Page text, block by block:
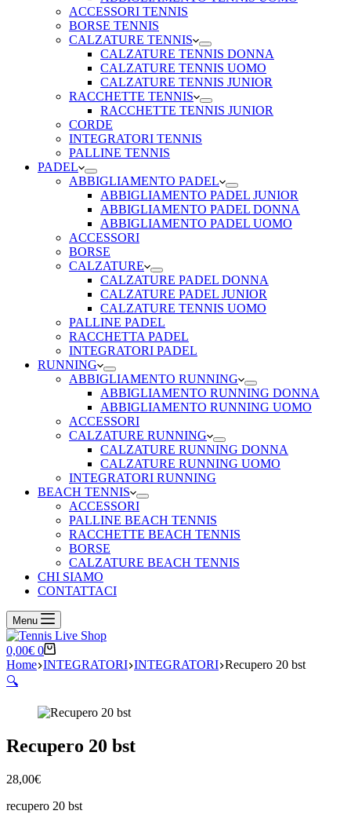
ACCESSORI TENNIS
BORSE TENNIS
CALZATURE TENNIS
CALZATURE TENNIS DONNA
CALZATURE TENNIS UOMO
CALZATURE TENNIS JUNIOR
RACCHETTE TENNIS
RACCHETTE TENNIS JUNIOR
CORDE
INTEGRATORI TENNIS
PALLINE TENNIS
PADEL
ABBIGLIAMENTO PADEL
ABBIGLIAMENTO PADEL JUNIOR
ABBIGLIAMENTO PADEL DONNA
ABBIGLIAMENTO PADEL UOMO
ACCESSORI
BORSE
CALZATURE
CALZATURE PADEL DONNA
CALZATURE PADEL JUNIOR
CALZATURE TENNIS UOMO
PALLINE PADEL
RACCHETTA PADEL
INTEGRATORI PADEL
RUNNING
ABBIGLIAMENTO RUNNING
ABBIGLIAMENTO RUNNING DONNA
ABBIGLIAMENTO RUNNING UOMO
ACCESSORI
CALZATURE RUNNING
CALZATURE RUNNING DONNA
CALZATURE RUNNING UOMO
INTEGRATORI RUNNING
BEACH TENNIS
ACCESSORI
PALLINE BEACH TENNIS
RACCHETTE BEACH TENNIS
BORSE
CALZATURE BEACH TENNIS
CHI SIAMO
CONTATTACI
Menu
Carrello
0,00€ 0
Home INTEGRATORI INTEGRATORI Recupero 20 bst
🔍
Recupero 20 bst
28,00€
recupero 20 bst